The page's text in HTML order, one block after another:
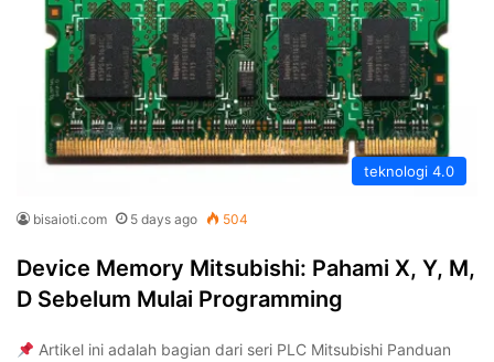
teknologi 4.0
bisaioti.com 5 days ago 504
Device Memory Mitsubishi: Pahami X, Y, M,
D Sebelum Mulai Programming
Artikel ini adalah bagian dari seri PLC Mitsubishi Panduan